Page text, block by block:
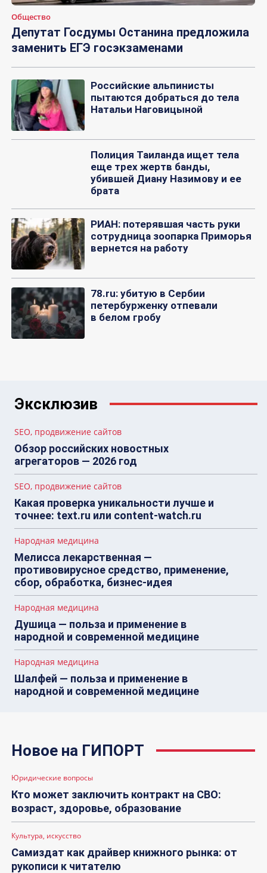
Общество
Депутат Госдумы Останина предложила
заменить ЕГЭ госэкзаменами
Российские альпинисты
пытаются добраться до тела
Натальи Наговицыной
Полиция Таиланда ищет тела
еще трех жертв банды,
убившей Диану Назимову и ее
брата
РИАН: потерявшая часть руки
сотрудница зоопарка Приморья
вернется на работу
78.ru: убитую в Сербии
петербурженку отпевали
в белом гробу
Эксклюзив
SEO, продвижение сайтов
Обзор российских новостных
агрегаторов — 2026 год
SEO, продвижение сайтов
Какая проверка уникальности лучше и
точнее: text.ru или content-watch.ru
Народная медицина
Мелисса лекарственная —
противовирусное средство, применение,
сбор, обработка, бизнес-идея
Народная медицина
Душица — польза и применение в
народной и современной медицине
Народная медицина
Шалфей — польза и применение в
народной и современной медицине
Новое на ГИПОРТ
Юридические вопросы
Кто может заключить контракт на СВО:
возраст, здоровье, образование
Культура, искусство
Самиздат как драйвер книжного рынка: от
рукописи к читателю